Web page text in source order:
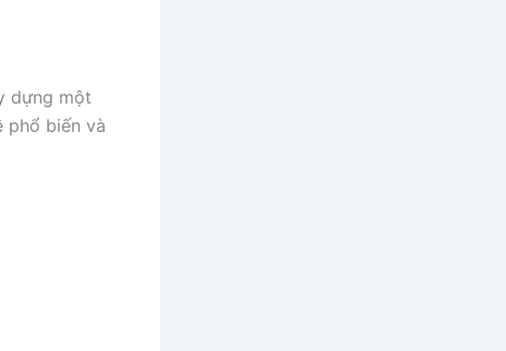
dựng một
phổ biến và